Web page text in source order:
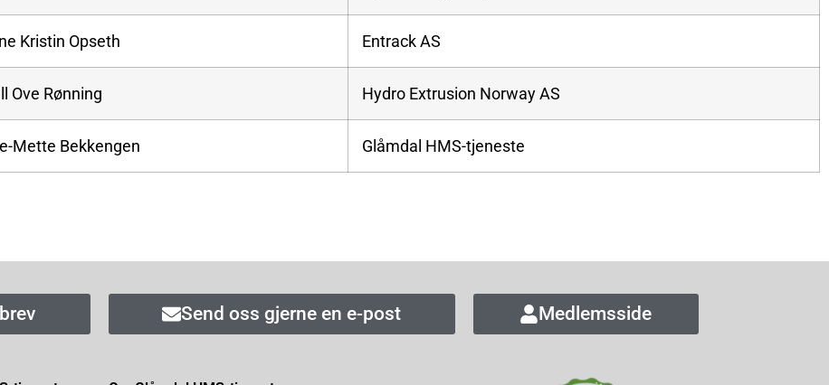
Kristin Opseth Entrack AS
Ove Rønning Hydro Extrusion Norway AS
Mette Bekkengen Glåmdal HMS-tjeneste
Send oss gjerne en e-post Medlemsside